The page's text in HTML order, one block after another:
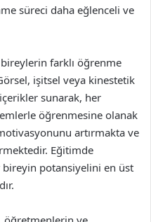
süreci daha eğlenceli ve
farklı öğrenme
işitsel veya kinestetik
sunarak, her
öğrenmesine olanak
artırmakta ve
Eğitimde
potansiyelini en üst